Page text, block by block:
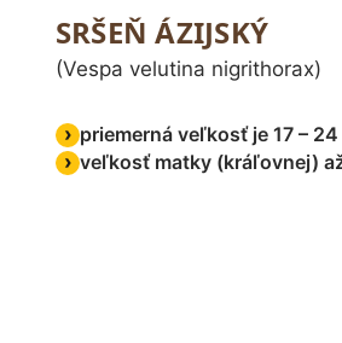
SRŠEŇ ÁZIJSKÝ
(Vespa velutina nigrithorax)
priemerná veľkosť je 17 – 24
veľkosť matky (kráľovnej)